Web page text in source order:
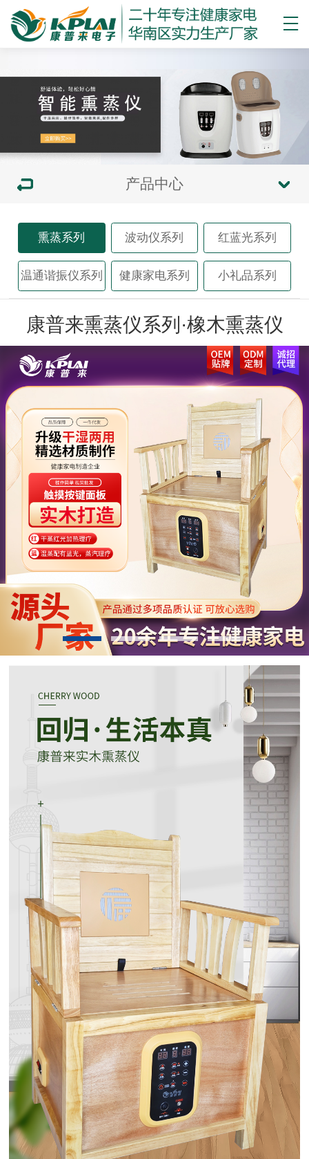
产品中心
熏蒸系列 波动仪系列 红蓝光系列
温通谐振仪系列 健康家电系列 小礼品系列
康普来熏蒸仪系列·橡木熏蒸仪